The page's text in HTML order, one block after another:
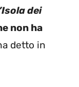
dei
non ha
detto in